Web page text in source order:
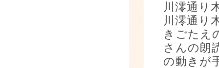
川澪通り
川澪通り
きごたえ
さんの朗
の動きが